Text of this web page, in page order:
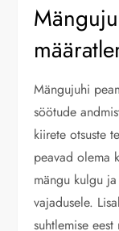
Mängujuhi
söötude
kiirete otsuste
peavad olema
mängu kulgu
vajadusele.
suhtlemise